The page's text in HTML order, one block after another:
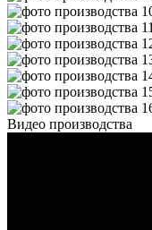
Видео производства